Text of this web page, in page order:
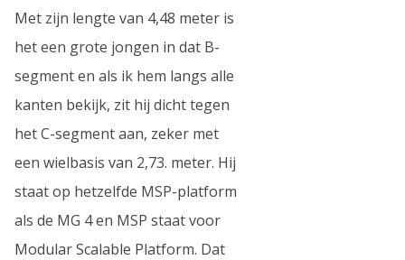
Met zijn lengte van 4,48 meter is
het een grote jongen in dat B-
segment en als ik hem langs alle
kanten bekijk, zit hij dicht tegen
het C-segment aan, zeker met
een wielbasis van 2,73. meter. Hij
staat op hetzelfde MSP-platform
als de MG 4 en MSP staat voor
Modular Scalable Platform. Dat